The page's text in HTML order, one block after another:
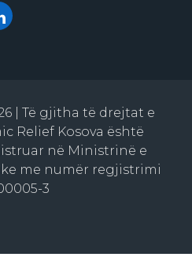
| Të gjitha të drejtat e
Relief Kosova është
në Ministrinë e
me numër regjistrimi
3